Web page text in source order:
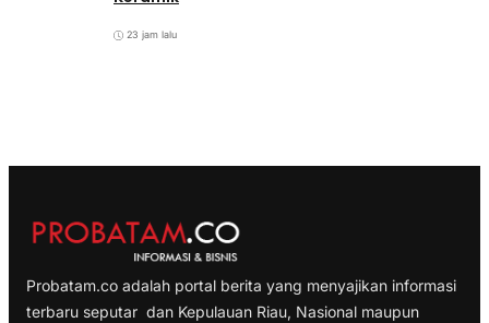
23 jam lalu
Probatam.co adalah portal berita yang menyajikan informasi
terbaru seputar dan Kepulauan Riau, Nasional maupun